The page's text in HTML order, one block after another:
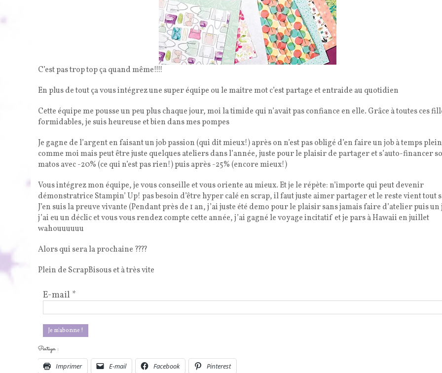
C’est pas trop top ça quand même!!!!
En plus de tout ça vous intégrez une super équipe ou le maitre mot c’est partage et entraide au quotidien
Cette équipe me pousse un peu plus chaque jour, moi la timide qui n’avait pas confiance en elle. Grâce à toutes ces
formidables, je suis heureuse et bien dans mes pompes
Je gagne de l’argent en faisant un job passion (qui dit mieux!) après on n’est pas obligé d’en faire un job à temps plein
comme moi mais peut être juste quelques ateliers dans l’année, juste pour le plaisir de partager et s’auto-financer
matos avec -20% (ce qui n’est pas rien!) puis après -25% (encore mieux!)
Vous intégrez mon équipe, je vous conseille et vous oriente au mieux. Et je le répète: n’importe qui peut devenir
démonstratrice Stampin’ Up! pas besoin d’être hyper calé en scrap, il faut juste aimer partager et le reste vient tout
J’en suis la preuve vivante (Pendant près de 1 an, j’ai juste été demo pour le plaisir sans jamais faire d’atelier puis
j’ai eu un déclic et vous vous rendez compte cette année, j’ai gagné le voyage incitatif et je pars à Hawaii en juillet
wahouuuuuu
Alors qui sera la prochaine ????
Plein de ScrapBisous et à très vite
E-mail *
Partager :
Imprimer E-mail Facebook Pinterest